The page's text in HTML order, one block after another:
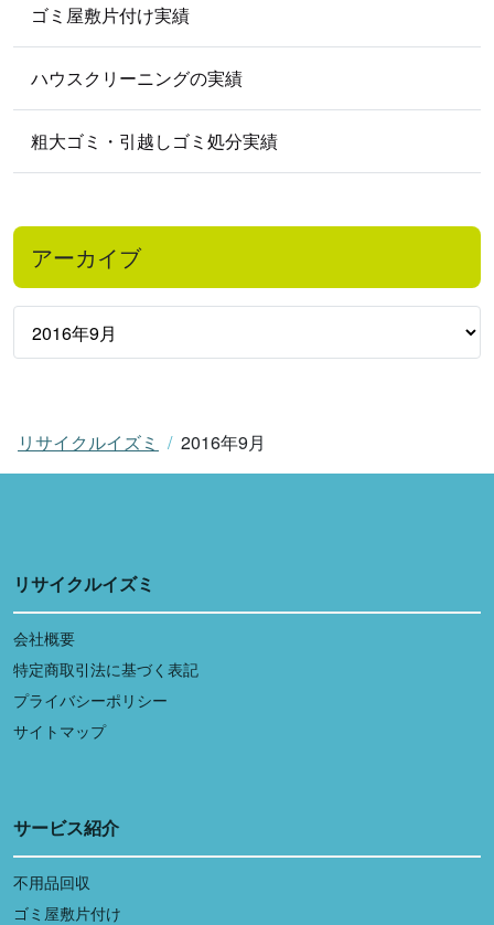
リサイクルイズミ 2016年9月
ゴミ屋敷片付け実績
ハウスクリーニングの実績
粗大ゴミ・引越しゴミ処分実績
アーカイブ
リサイクルイズミ
会社概要
特定商取引法に基づく表記
プライバシーポリシー
サイトマップ
サービス紹介
不用品回収
ゴミ屋敷片付け